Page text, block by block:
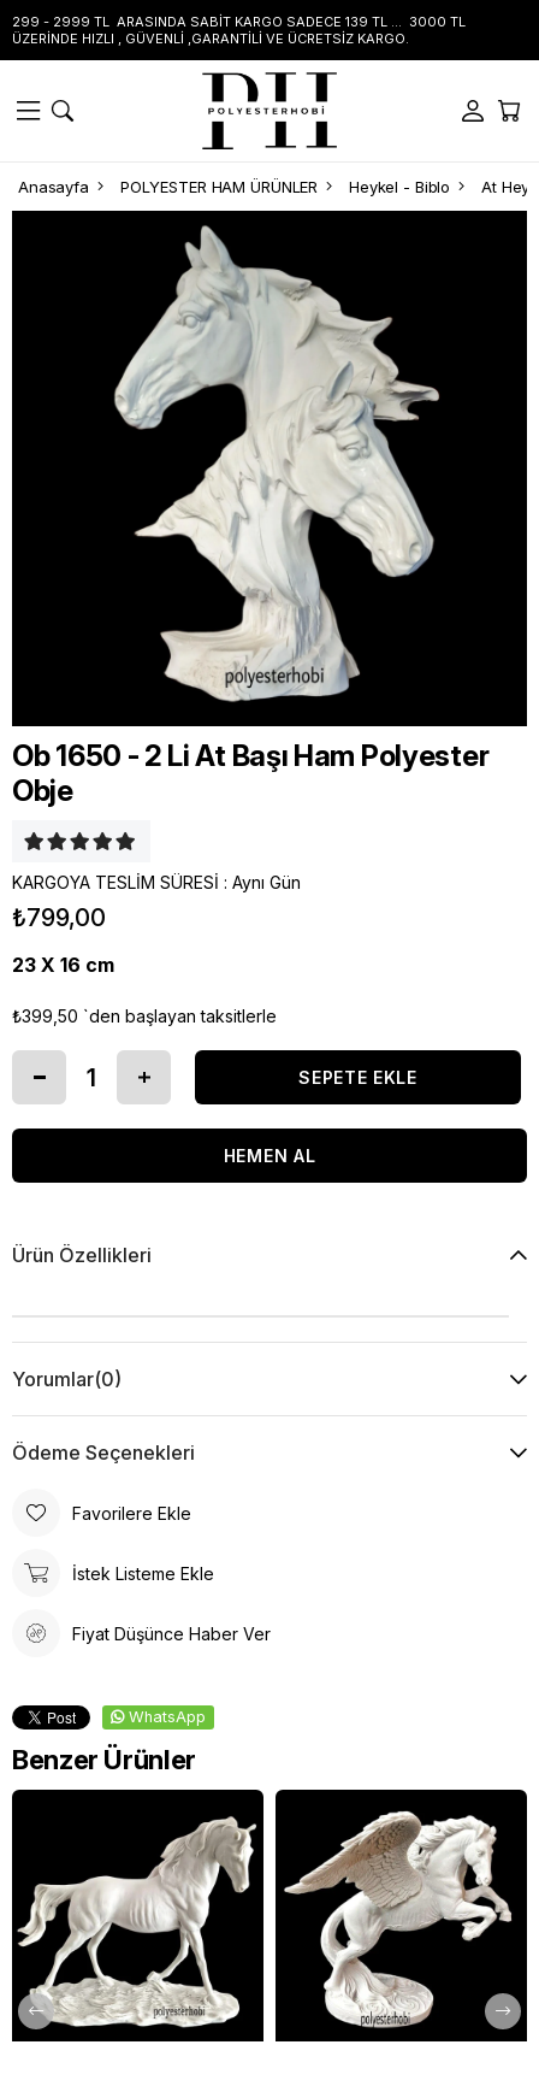
299 - 2999 TL ARASINDA SABİT KARGO SADECE 139 TL ... 3000 TL
ÜZERİNDE HIZLI , GÜVENLİ ,GARANTİLİ VE ÜCRETSİZ KARGO.
Anasayfa POLYESTER HAM ÜRÜNLER Heykel - Biblo At
Ob 1650 - 2 Li At Başı Ham Polyester
Obje
KARGOYA TESLİM SÜRESİ : Aynı Gün
₺799,00
23 X 16 cm
₺399,50 `den başlayan taksitlerle
Ürün Özellikleri
Yorumlar(0)
Ödeme Seçenekleri
Favorilere Ekle
İstek Listeme Ekle
Fiyat Düşünce Haber Ver
WhatsApp
Benzer Ürünler